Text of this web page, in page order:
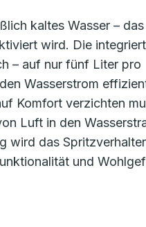
kaltes Wasser – das
wird. Die
– auf nur fünf Liter pro
Wasserstrom
Komfort verzichten
Luft in den
wird das
und